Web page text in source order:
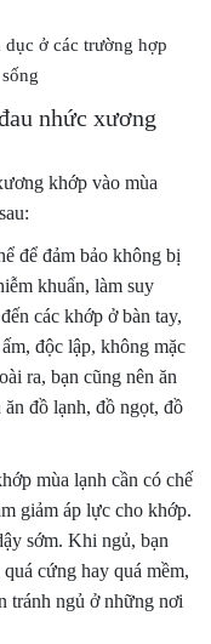
ở các trường hợp
nhức xương
khớp vào mùa
để đảm bảo không bị
khuẩn, làm suy
các khớp ở bàn tay,
độc lập, không mặc
ra, bạn cũng nên ăn
đồ lạnh, đồ ngọt, đồ
mùa lạnh cần có chế
giảm áp lực cho khớp.
sớm. Khi ngủ, bạn
cứng hay quá mềm,
tránh ngủ ở những nơi